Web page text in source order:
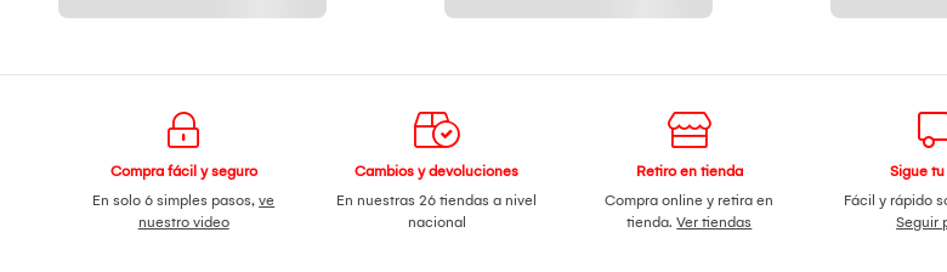
Compra fácil y seguro
En solo 6 simples pasos,ve
nuestro video
Cambios y devoluciones
En nuestras 26 tiendas a nivel
nacional
Retiro en tienda
Compra online y retira en
tienda.Ver tiendas
Sigue
Fácil y rápido
Seguir